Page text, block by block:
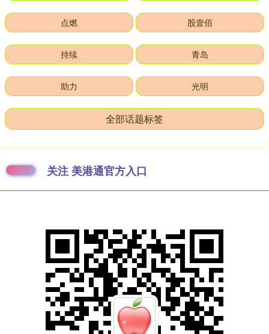
点燃 股壹佰
持续 青岛
助力 光明
全部话题标签
关注 美港通官方入口